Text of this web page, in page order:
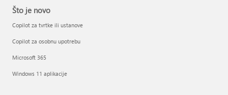
Što je novo
Copilot za tvrtke ili ustanove
Copilot za osobnu upotrebu
Microsoft 365
Windows 11 aplikacije